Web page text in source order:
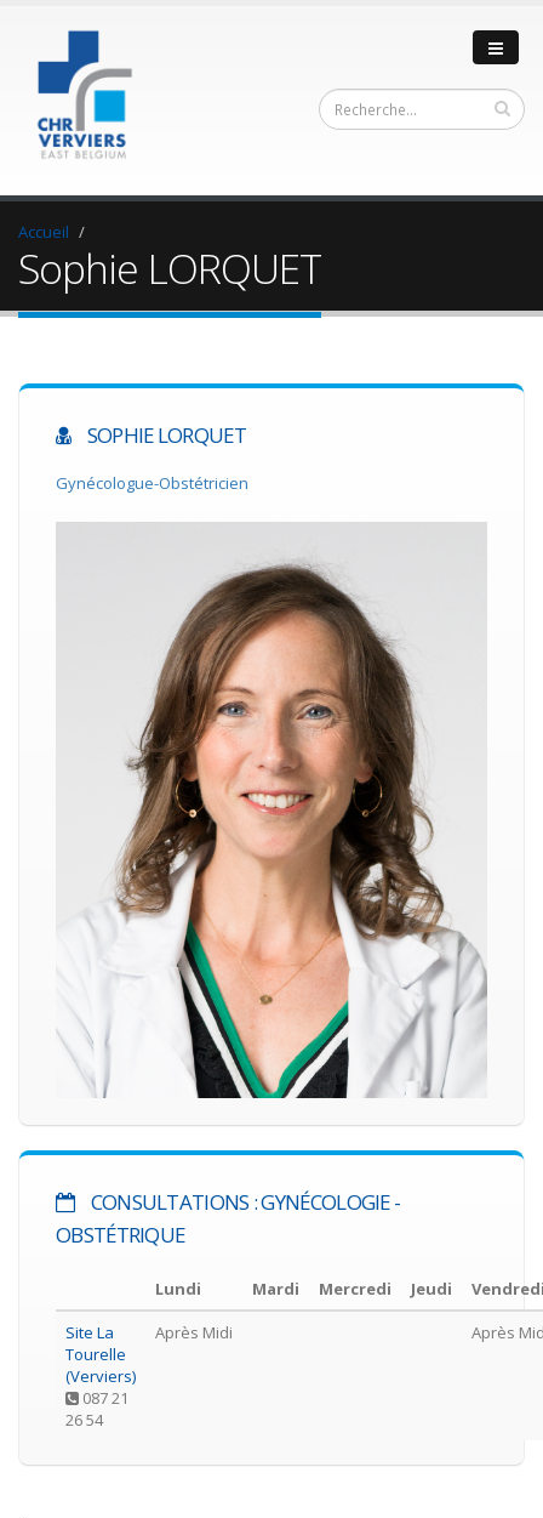
Accueil
Sophie LORQUET
SOPHIE LORQUET
Gynécologue-Obstétricien
CONSULTATIONS : GYNÉCOLOGIE -
OBSTÉTRIQUE
Lundi Mardi Mercredi Jeudi
Site La
Tourelle
(Verviers)
087 21
26 54
Après Midi Après